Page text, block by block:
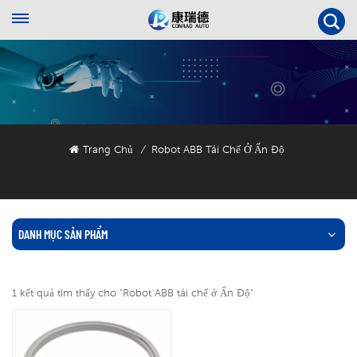
Trang Chủ / Robot ABB Tái Chế Ở Ấn Độ
DANH MỤC SẢN PHẨM
1 kết quả tìm thấy cho "Robot ABB tái chế ở Ấn Độ"